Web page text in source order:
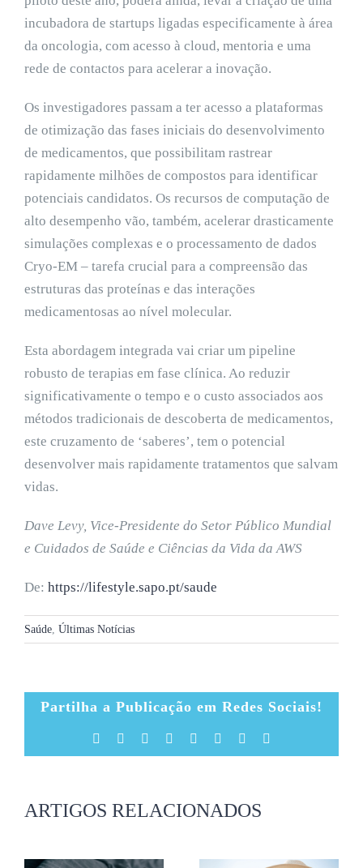
incubadora de startups ligadas especificamente à área
da oncologia, com acesso à cloud, mentoria e uma
rede de contactos para acelerar a inovação.
Os investigadores passam a ter acesso a plataformas
de otimização das fases iniciais do desenvolvimento
de medicamentos, que possibilitam rastrear
rapidamente milhões de compostos para identificar
potenciais candidatos. Os recursos de computação de
alto desempenho vão, também, acelerar drasticamente
simulações complexas e o processamento de dados
Cryo-EM – tarefa crucial para a compreensão das
estruturas das proteínas e das interações
medicamentosas ao nível molecular.
Esta abordagem integrada vai criar um pipeline
robusto de terapias em fase clínica. Ao reduzir
significativamente o tempo e o custo associados aos
métodos tradicionais de descoberta de medicamentos,
este cruzamento de ‘saberes’, tem o potencial
desenvolver mais rapidamente tratamentos que salvam
vidas.
Dave Levy, Vice-Presidente do Setor Público Mundial
e Cuidados de Saúde e Ciências da Vida da AWS
De: https://lifestyle.sapo.pt/saude
Saúde Últimas Notícias
Partilha a Publicação em Redes Sociais!
Facebook Reddit LinkedIn
TumblrPinterest
ARTIGOS RELACIONADOS